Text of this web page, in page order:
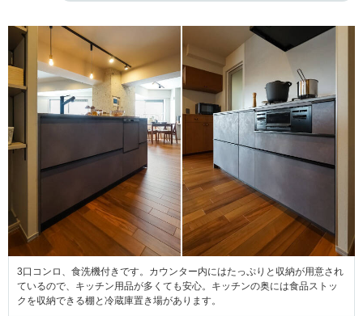
3口コンロ、食洗機付きです。カウンター内にはたっぷりと収納が用意され
ているので、キッチン用品が多くても安心。キッチンの奥には食品ストッ
クを収納できる棚と冷蔵庫置き場があります。